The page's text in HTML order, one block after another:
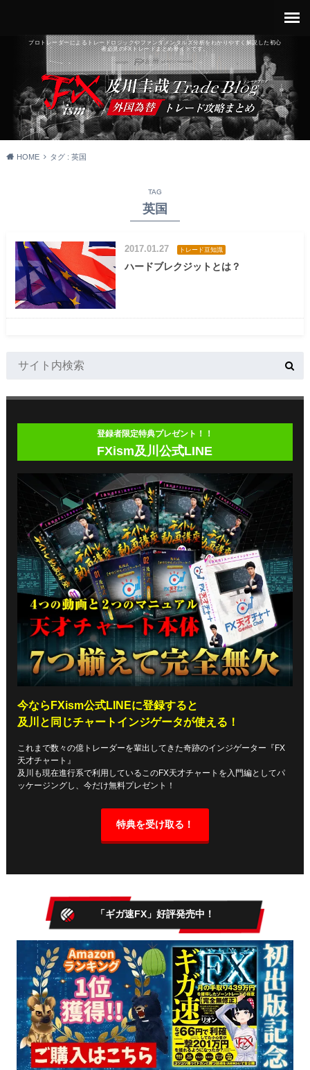
プロトレーダーによるトレードロジックやファンダメンタルズ分析をわかりやすく解説した初心
者必見のFXトレードまとめサイトです。
HOME タグ : 英国
TAG
英国
2017.01.27 トレード豆知識
ハードブレクジットとは？
登録者限定特典プレゼント！！
FXism及川公式LINE
今ならFXism公式LINEに登録すると
及川と同じチャートインジゲータが使える！
これまで数々の億トレーダーを輩出してきた奇跡のインジゲーター『FX
天才チャート』
及川も現在進行系で利用しているこのFX天才チャートを入門編としてパ
ッケージングし、今だけ無料プレゼント！
特典を受け取る！
「ギガ速FX」好評発売中！